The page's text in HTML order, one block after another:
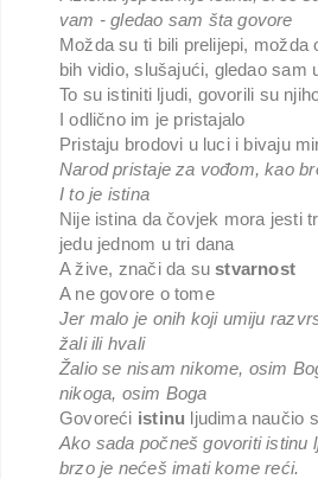
vam - gledao sam šta govore
Možda su ti bili prelijepi, možda
bih vidio, slušajući, gledao sam
To su istiniti ljudi, govorili su
I odlično im je pristajalo
Pristaju brodovi u luci i bivaju
Narod pristaje za vođom, kao
I to je istina
Nije istina da čovjek mora jesti
jedu jednom u tri dana
A žive, znači da sustvarnost
A ne govore o tome
Jer malo je onih koji umiju
žali ili hvali
Žalio se nisam nikome, osim
nikoga, osim Boga
Govoreći istinu ljudima naučio
Ako sada počneš govoriti istinu
brzo je nećeš imati kome reći.